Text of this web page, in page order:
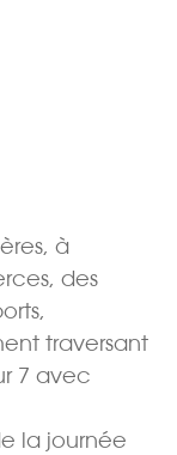
à
des
traversant
7 avec
la journée